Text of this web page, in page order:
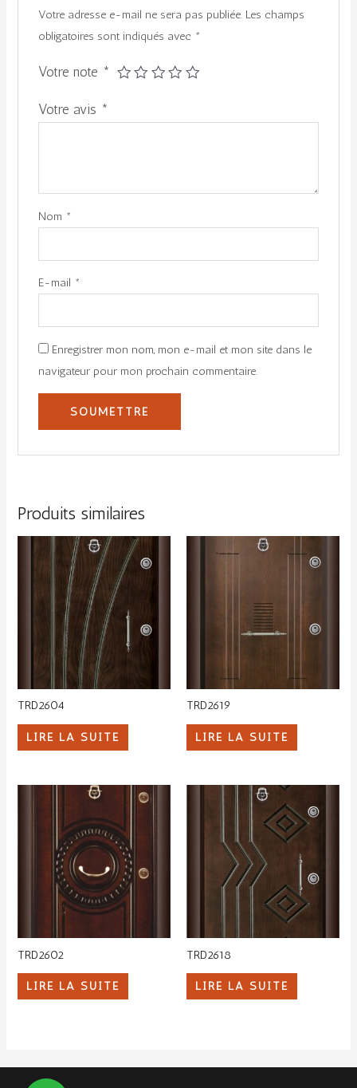
Votre adresse e-mail ne sera pas publiée. Les champs
obligatoires sont indiqués avec *
Votre note *
Votre avis *
Nom *
E-mail *
Enregistrer mon nom, mon e-mail et mon site dans le
navigateur pour mon prochain commentaire.
Produits similaires
TRD2604
LIRE LA SUITE
TRD2619
LIRE LA SUITE
TRD2602
LIRE LA SUITE
TRD2618
LIRE LA SUITE